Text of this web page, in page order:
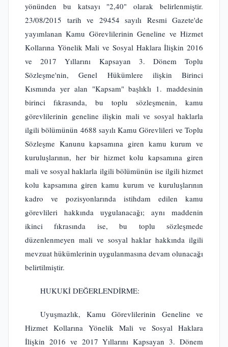
yönünden bu katsayı "2,40" olarak belirlenmiştir.
23/08/2015 tarih ve 29454 sayılı Resmi Gazete'de
yayımlanan Kamu Görevlilerinin Geneline ve Hizmet
Kollarına Yönelik Mali ve Sosyal Haklara İlişkin 2016
ve 2017 Yıllarını Kapsayan 3. Dönem Toplu
Sözleşme'nin, Genel Hükümlere ilişkin Birinci
Kısmında yer alan "Kapsam" başlıklı 1. maddesinin
birinci fıkrasında, bu toplu sözleşmenin, kamu
görevlilerinin geneline ilişkin mali ve sosyal haklarla
ilgili bölümünün 4688 sayılı Kamu Görevlileri ve Toplu
Sözleşme Kanunu kapsamına giren kamu kurum ve
kuruluşlarının, her bir hizmet kolu kapsamına giren
mali ve sosyal haklarla ilgili bölümünün ise ilgili hizmet
kolu kapsamına giren kamu kurum ve kuruluşlarının
kadro ve pozisyonlarında istihdam edilen kamu
görevlileri hakkında uygulanacağı; aynı maddenin
ikinci fıkrasında ise, bu toplu sözleşmede
düzenlenmeyen mali ve sosyal haklar hakkında ilgili
mevzuat hükümlerinin uygulanmasına devam olunacağı
belirtilmiştir.
HUKUKİ DEĞERLENDİRME:
Uyuşmazlık, Kamu Görevlilerinin Geneline ve
Hizmet Kollarına Yönelik Mali ve Sosyal Haklara
İlişkin 2016 ve 2017 Yıllarını Kapsayan 3. Dönem